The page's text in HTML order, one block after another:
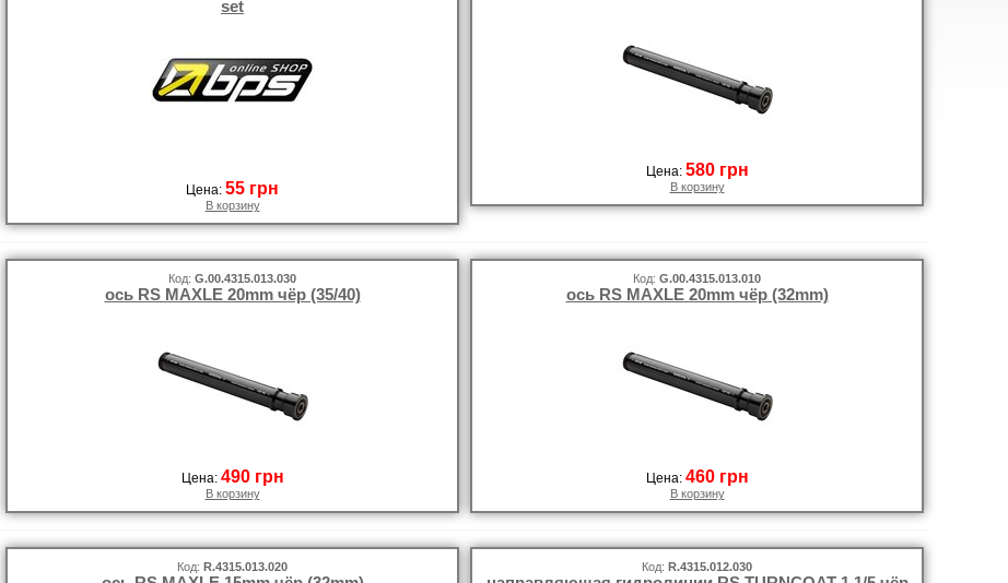
set
Цена: 55 грн
В корзину
Цена: 580 грн
В корзину
Код: G.00.4315.013.030
ось RS MAXLE 20mm чёр (35/40)
Цена: 490 грн
В корзину
Код: G.00.4315.013.010
ось RS MAXLE 20mm чёр (32mm)
Цена: 460 грн
В корзину
Код: R.4315.013.020 Код: R.4315.012.030